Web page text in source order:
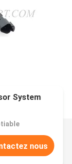
System
nous